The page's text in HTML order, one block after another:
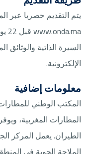
يتم التقديم حصريا عبر
السيرة الذاتية
الإلكترونية.
معلومات إضافية
المكتب الوطني
المطارات المغربية،
الطيران. يعمل المركز